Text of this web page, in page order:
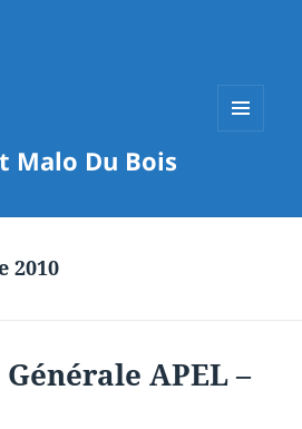
Malo Du Bois
2010
APEL –